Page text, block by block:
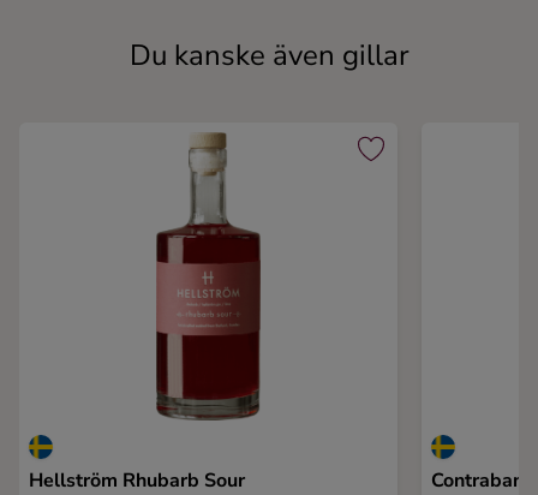
Du kanske även gillar
Hellström Rhubarb Sour